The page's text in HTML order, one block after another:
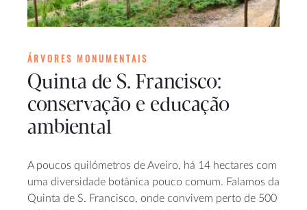
ÁRVORES MONUMENTAIS
Quinta de S. Francisco:
conservação e educação
ambiental
A poucos quilómetros de Aveiro, há 14 hectares com
uma diversidade botânica pouco comum. Falamos da
Quinta de S. Francisco, onde convivem perto de 500